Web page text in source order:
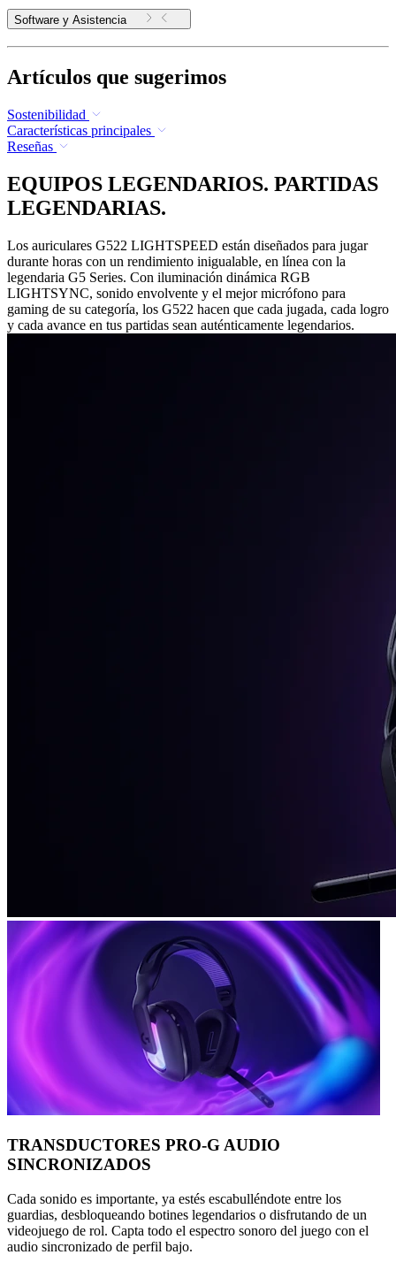
Software y Asistencia
Artículos que sugerimos
Sostenibilidad
Características principales
Reseñas
EQUIPOS LEGENDARIOS. PARTIDAS
LEGENDARIAS.
Los auriculares G522 LIGHTSPEED están diseñados para jugar
durante horas con un rendimiento inigualable, en línea con la
legendaria G5 Series. Con iluminación dinámica RGB
LIGHTSYNC, sonido envolvente y el mejor micrófono para
gaming de su categoría, los G522 hacen que cada jugada, cada logro
y cada avance en tus partidas sean auténticamente legendarios.
TRANSDUCTORES PRO-G AUDIO
SINCRONIZADOS
Cada sonido es importante, ya estés escabulléndote entre los
guardias, desbloqueando botines legendarios o disfrutando de un
videojuego de rol. Capta todo el espectro sonoro del juego con el
audio sincronizado de perfil bajo.